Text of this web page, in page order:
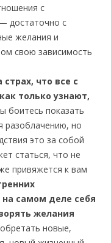
с
достаточно с
желания и
свою зависимость
что все с
только узнают,
боитесь показать
разоблачению, но
это за собой
статься, что не
привяжется к вам
самом деле себя
желания
новые,